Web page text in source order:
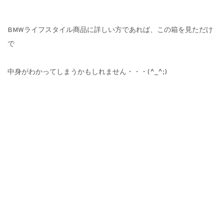
BMWライフスタイル商品に詳しい方であれば、この箱を見ただけ
で
中身がわかってしまうかもしれません・・・(^_^;)